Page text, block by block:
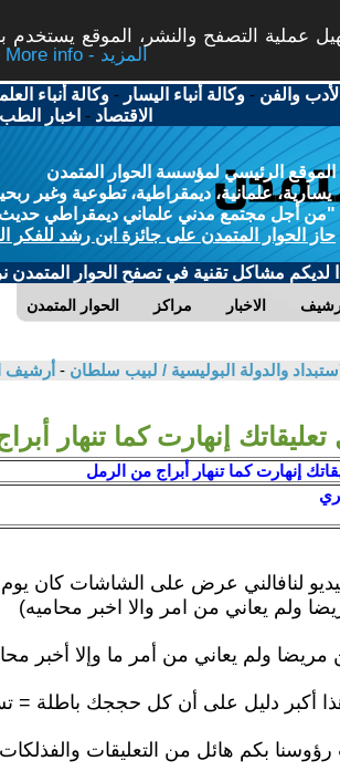
عملية التصفح والنشر، الموقع يستخدم
More info - المزيد
والفن -وكالة أنباء اليسار -وكالة أنباء
الاقتصاد - اخبار
الموقع الرئيسي لمؤسسة الحوار المتمدن
يسارية، علمانية، ديمقراطية، تطوعية وغير
"من أجل مجتمع مدني علماني ديمقراطي حديث
حاز الحوار المتمدن على جائزة ابن رشد للفكر
لديكم مشاكل تقنية في تصفح الحوار المتمدن
الحوار المتمدن مراكز الاخبار
والدولة البوليسية / لبيب سلطان - أرشيف
تعليقاتك إنهارت كما تنهار
إنهارت كما تنهار أبراج من الرمل
ولم يعاني من امر والا اخبر محاميه)
مريضا ولم يعاني من أمر ما وإلا أخبر
أكبر دليل على أن كل حججك باطلة =
بكم هائل من التعليقات والفذلكات